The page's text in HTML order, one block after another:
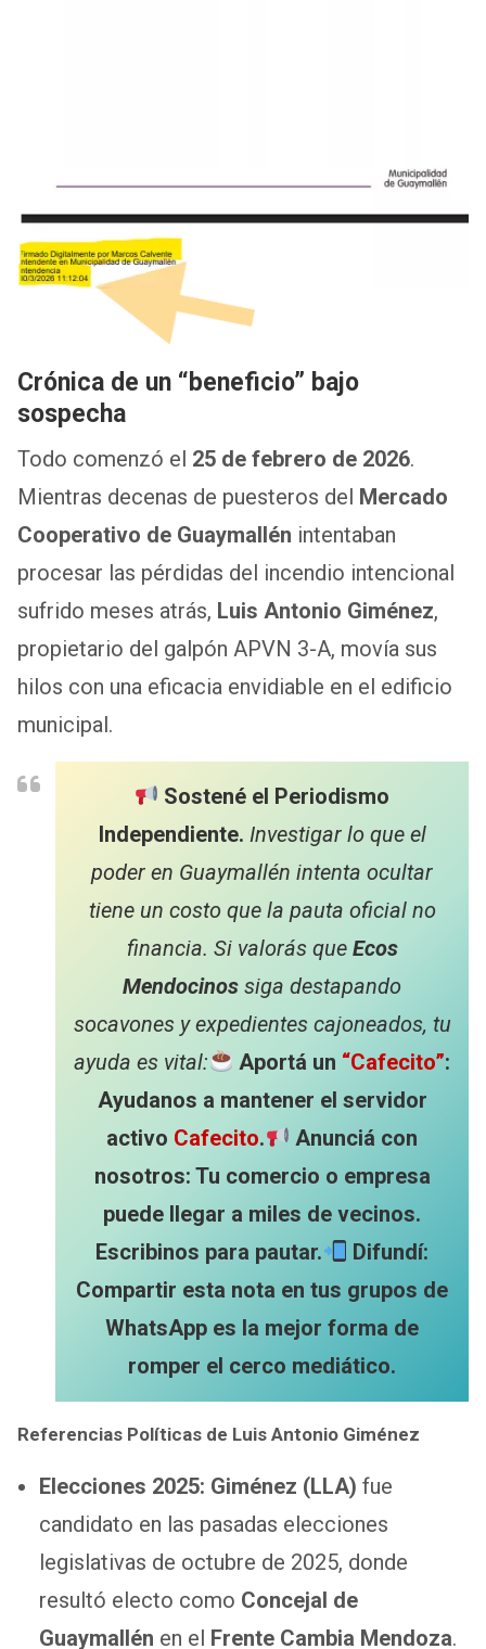
Crónica de un “beneficio” bajo
sospecha
Todo comenzó el 25 de febrero de 2026.
Mientras decenas de puesteros del Mercado
Cooperativo de Guaymallén intentaban
procesar las pérdidas del incendio intencional
sufrido meses atrás, Luis Antonio Giménez,
propietario del galpón APVN 3-A, movía sus
hilos con una eficacia envidiable en el edificio
municipal.
Sostené el Periodismo
Independiente. Investigar lo que el
poder en Guaymallén intenta ocultar
tiene un costo que la pauta oficial no
financia. Si valorás que Ecos
Mendocinos siga destapando
socavones y expedientes cajoneados, tu
ayuda es vital:
Aportá un “Cafecito”:
Ayudanos a mantener el servidor
activo Cafecito.
Anunciá con
nosotros: Tu comercio o empresa
puede llegar a miles de vecinos.
Escribinos para pautar.
Difundí:
Compartir esta nota en tus grupos de
WhatsApp es la mejor forma de
romper el cerco mediático.
Referencias Políticas de Luis Antonio Giménez
Elecciones 2025: Giménez (LLA) fue
candidato en las pasadas elecciones
legislativas de octubre de 2025, donde
resultó electo como Concejal de
Guaymallén en el Frente Cambia Mendoza.